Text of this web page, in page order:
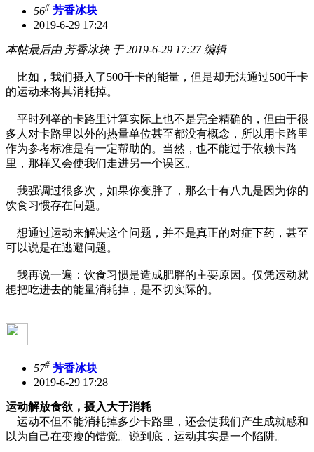
56# 芳香冰块
2019-6-29 17:24
本帖最后由 芳香冰块 于 2019-6-29 17:27 编辑
比如，我们摄入了500千卡的能量，但是却无法通过500千卡
的运动来将其消耗掉。
平时列举的卡路里计算实际上也不是完全精确的，但由于很
多人对卡路里以外的热量单位甚至都没有概念，所以用卡路里
作为参考标准是有一定帮助的。当然，也不能过于依赖卡路
里，那样又会使我们走进另一个误区。
我强调过很多次，如果你变胖了，那么十有八九是因为你的
饮食习惯存在问题。
想通过运动来解决这个问题，并不是真正的对症下药，甚至
可以说是在逃避问题。
我再说一遍：饮食习惯是造成肥胖的主要原因。仅凭运动就
想把吃进去的能量消耗掉，是不切实际的。
57# 芳香冰块
2019-6-29 17:28
运动解放食欲，摄入大于消耗
运动不但不能消耗掉多少卡路里，还会使我们产生成就感和
以为自己在变瘦的错觉。说到底，运动其实是一个陷阱。